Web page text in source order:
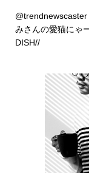
@trendnewscaster
みさんの愛猫に
DISH//